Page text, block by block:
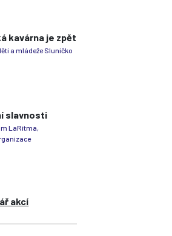
kavárna je zpět
a mládeže Sluníčko
slavnosti
LaRitma,
akcí